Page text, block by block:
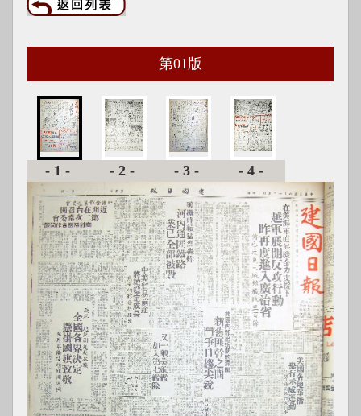
第01 版
-1- -2- -3- -4-